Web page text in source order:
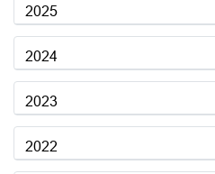
2025
2024
2023
2022